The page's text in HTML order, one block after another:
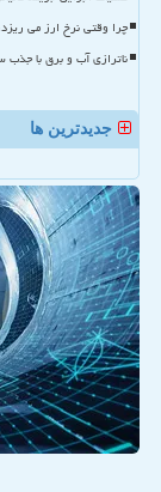
چرا وقتی نرخ ارز می
ناترازی آب و برق با
جدیدترین ها